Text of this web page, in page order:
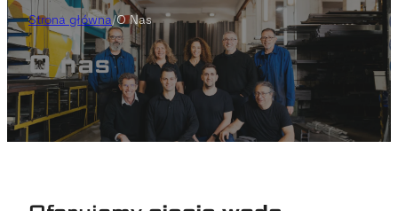
Strona główna/O Nas
O nas